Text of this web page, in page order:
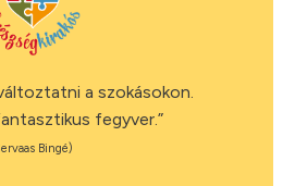
a szokásokon.
fegyver.”
Bingé)